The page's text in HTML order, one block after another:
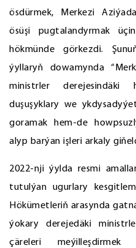
ösdürmek, Merkezi
ösüşi pugtalandyrmak
hökmünde görkezdi.
ýyllaryň dowamynda
ministrler derejesindäki
duşuşyklary we
goramak hem-de
alyp barýan işleri arkaly
2022-nji ýylda resmi
tutulýan ugurlary
Hökümetleriň arasynda
ýokary derejedäki
çäreleri